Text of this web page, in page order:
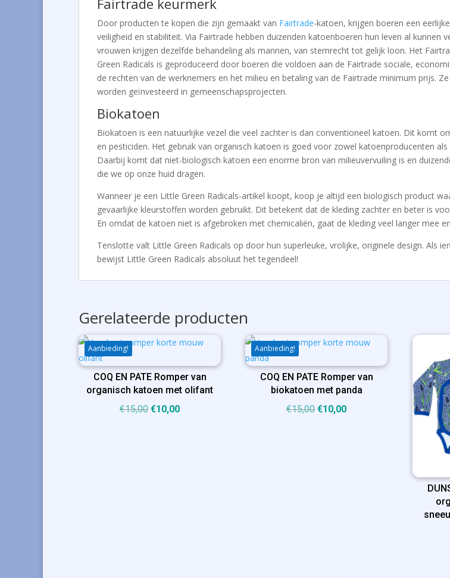
Fairtrade keurmerk
Door producten te kopen die zijn gemaakt van Fairtrade-katoen, krijgen boeren een
veiligheid en stabiliteit. Via Fairtrade hebben duizenden katoenboeren hun leven al
vrouwen krijgen dezelfde behandeling als mannen, van stemrecht tot gelijk loon. Het
Green Radicals is geproduceerd door boeren die voldoen aan de Fairtrade sociale,
de rechten van de werknemers en het milieu en betaling van de Fairtrade minimum prijs.
worden geïnvesteerd in gemeenschapsprojecten.
Biokatoen
Biokatoen is een natuurlijke vezel die veel zachter is dan conventioneel katoen. Dit komt
en pesticiden. Het gebruik van organisch katoen is goed voor zowel katoenproducenten
Daarbij komt dat niet-biologisch katoen een enorme bron van milieuvervuiling is en
die we op onze huid dragen.
Wanneer je een Little Green Radicals-artikel koopt, koop je altijd een biologisch product
gevaarlijke kleurstoffen worden gebruikt. Dit betekent dat de kleding zachter en beter is
En omdat de katoen niet is afgebroken met chemicaliën, gaat de kleding veel langer mee
Tenslotte valt Little Green Radicals op door hun superleuke, vrolijke, originele design. Als
bewijst Little Green Radicals absoluut het tegendeel!
Gerelateerde producten
Aanbieding!
COQ EN PATE Romper van
organisch katoen met olifant
€15,00 Oorspronkelijke
€10,00Huidige
Aanbieding!
COQ EN PATE Romper van
biokatoen met panda
€15,00Oorspronkelijke
€10,00Huidige